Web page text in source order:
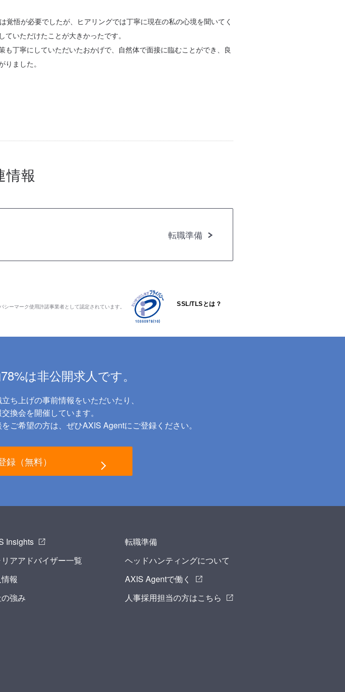
覚悟が必要でしたが、ヒアリングでは丁寧に現在の私の心境を聞いてく
ていただけたことが大きかったです。
も丁寧にしていただいたおかげで、自然体で面接に臨むことができ、良
りました。
情報
転職準備
シーマーク使用許諾事業者として認定されています。 SSL/TLSとは？
は非公開求人です。
ち上げの事前情報をいただいたり、
換会を開催しています。
ご希望の方は、ぜひAXIS Agentにご登録ください。
録（無料）
Insights
アアドバイザー一覧
報
強み
転職準備
ヘッドハンティングについて
AXIS Agentで働く
人事採用担当の方はこちら